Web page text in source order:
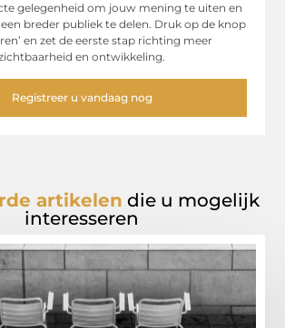
gelegenheid om jouw mening te uiten en
breder publiek te delen. Druk op de knop
en zet de eerste stap richting meer
en ontwikkeling.
Registreer u vandaag nog
artikelen die u mogelijk
interesseren